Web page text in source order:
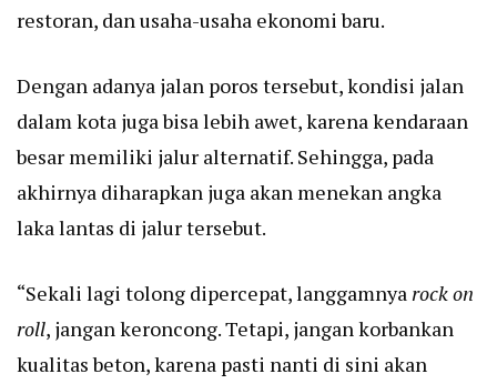
restoran, dan usaha-usaha ekonomi baru.
Dengan adanya jalan poros tersebut, kondisi jalan
dalam kota juga bisa lebih awet, karena kendaraan
besar memiliki jalur alternatif. Sehingga, pada
akhirnya diharapkan juga akan menekan angka
laka lantas di jalur tersebut.
“Sekali lagi tolong dipercepat, langgamnyarock on
roll, jangan keroncong. Tetapi, jangan korbankan
kualitas beton, karena pasti nanti di sini akan